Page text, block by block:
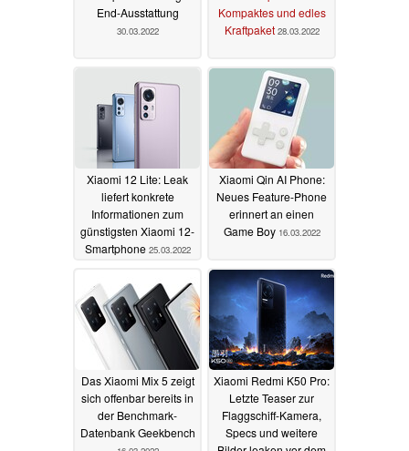
End-Ausstattung
30.03.2022
Kompaktes und edles
Kraftpaket 28.03.2022
Xiaomi 12 Lite: Leak
liefert konkrete
Informationen zum
günstigsten Xiaomi 12-
Smartphone 25.03.2022
Xiaomi Qin AI Phone:
Neues Feature-Phone
erinnert an einen
Game Boy 16.03.2022
Das Xiaomi Mix 5 zeigt
sich offenbar bereits in
der Benchmark-
Datenbank Geekbench
Xiaomi Redmi K50 Pro:
Letzte Teaser zur
Flaggschiff-Kamera,
Specs und weitere